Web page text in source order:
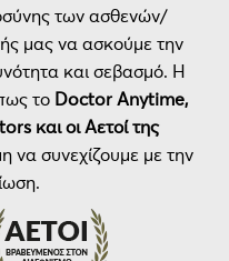
των ασθενών/
μας να ασκούμε την
και σεβασμό. Η
το Doctor Anytime,
και οι Αετοί της
να συνεχίζουμε με την